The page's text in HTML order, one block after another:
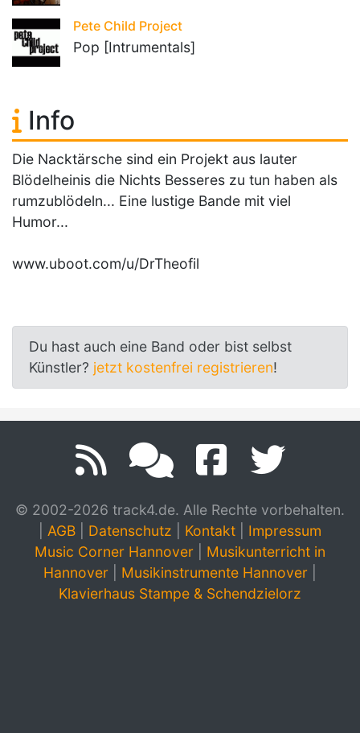
Pete Child Project
Pop [Intrumentals]
Info
Die Nacktärsche sind ein Projekt aus lauter
Blödelheinis die Nichts Besseres zu tun haben als
rumzublödeln... Eine lustige Bande mit viel
Humor...
www.uboot.com/u/DrTheofil
Du hast auch eine Band oder bist selbst
Künstler? jetzt kostenfrei registrieren!
© 2002-2026 track4.de. Alle Rechte vorbehalten.
AGB Datenschutz Kontakt
Impressum
Music Corner Hannover
Musikunterricht in
Hannover
Musikinstrumente Hannover
Klavierhaus Stampe & Schendzielorz